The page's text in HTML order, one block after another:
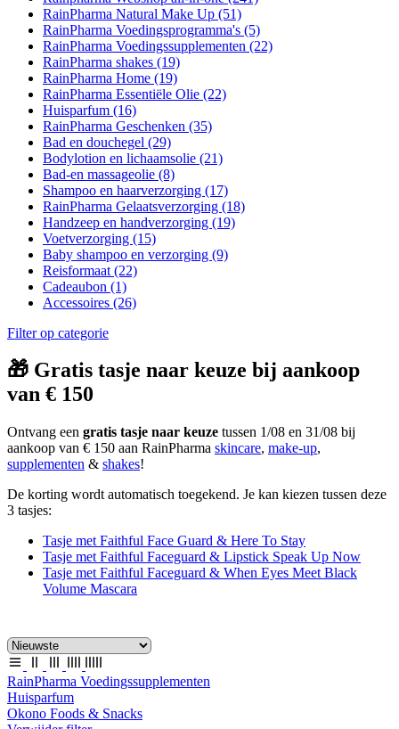
RainPharma Natural Make Up (51)
RainPharma Voedingsprogramma's (5)
RainPharma Voedingssupplementen (22)
RainPharma shakes (19)
RainPharma Home (19)
RainPharma Essentiële Olie (22)
Huisparfum (16)
RainPharma Geschenken (35)
Bad en douchegel (29)
Bodylotion en lichaamsolie (21)
Bad-en massageolie (8)
Shampoo en haarverzorging (17)
RainPharma Gelaatsverzorging (18)
Handzeep en handverzorging (19)
Voetverzorging (15)
Baby shampoo en verzorging (9)
Reisformaat (22)
Cadeaubon (1)
Accessoires (26)
Filter op categorie
🎁 Gratis tasje naar keuze bij aankoop
van € 150
Ontvang een gratis tasje naar keuze tussen 1/08 en 31/08 bij
aankoop van € 150 aan RainPharma skincare, make-up,
supplementen & shakes!
De korting wordt automatisch toegekend. Je kan kiezen tussen deze
3 tasjes:
Tasje met Faithful Face Guard & Here To Stay
Tasje met Faithful Faceguard & Lipstick Speak Up Now
Tasje met Faithful Faceguard & When Eyes Meet Black
Volume Mascara
RainPharma Voedingssupplementen
Huisparfum
Okono Foods & Snacks